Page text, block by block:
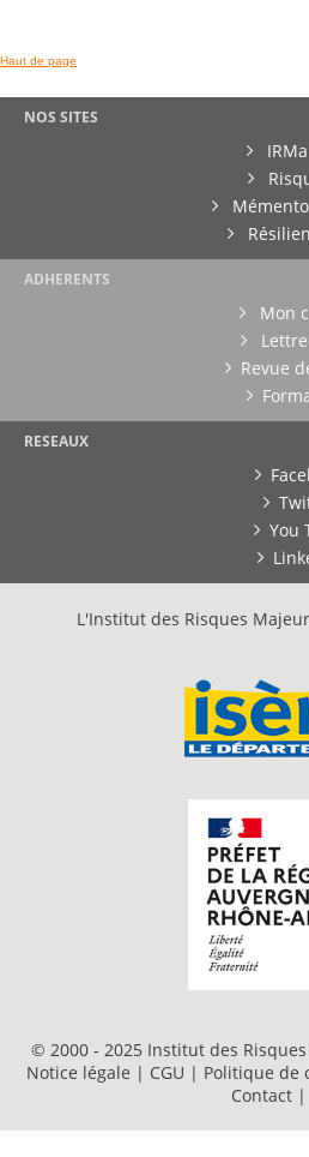
Haut de page
NOS SITES
ADHERENTS
Mon
Revue
RESEAUX
You
L'Institut des Risques
© 2000 - 2025 Institut des
Notice légale | CGU | Politique de
Contact |